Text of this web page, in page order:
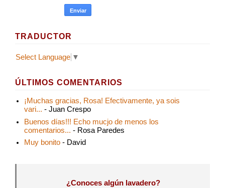
TRADUCTOR
Select Language ▼
ÚLTIMOS COMENTARIOS
¡Muchas gracias, Rosa! Efectivamente, ya sois
vari... - Juan Crespo
Buenos días!!! Echo mucjo de menos los
comentarios... - Rosa Paredes
Muy bonito - David
¿Conoces algún lavadero?